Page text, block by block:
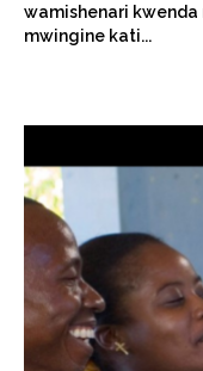
wamishenari
mwingine kati...